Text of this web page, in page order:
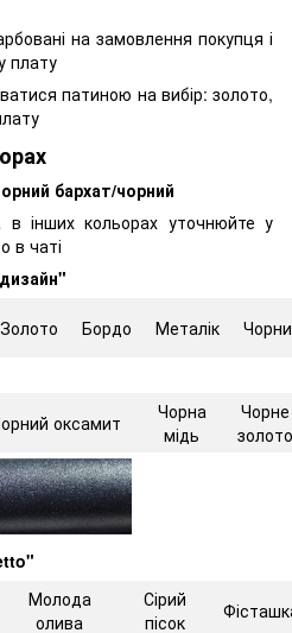
на замовлення покупця і
плату
патиною на вибір: золото,
бархат/чорний
в інших кольорах уточнюйте у
в чаті
Золото Бордо Металік
оксамит
Чорна
мідь
Чорне
золото
Молода
олива
Сірий
пісок